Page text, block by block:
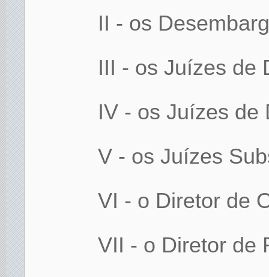
II - os
III - os Juízes de
IV - os Juízes de
V - os Juízes
VI - o Diretor de
VII - o Diretor de